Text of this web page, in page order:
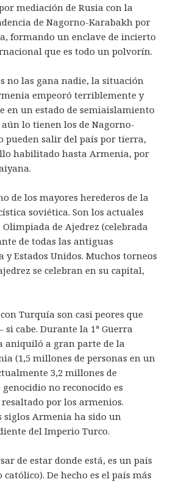
mediación de Rusia con la
de Nagorno-Karabakh por
formando un enclave de incierto
que es todo un polvorín.
no las gana nadie, la situación
empeoró terriblemente y
en un estado de semiaislamiento
aún lo tienen los de Nagorno-
pueden salir del país por tierra,
habilitado hasta Armenia, por
de los mayores herederos de la
soviética. Son los actuales
Olimpiada de Ajedrez (celebrada
de todas las antiguas
y Estados Unidos. Muchos torneos
se celebran en su capital,
Turquía son casi peores que
si cabe. Durante la 1ª Guerra
aniquiló a gran parte de la
(1,5 millones de personas en un
3,2 millones de
no reconocido es
por los armenios.
siglos Armenia ha sido un
del Imperio Turco.
de estar donde está, es un país
De hecho es el país más